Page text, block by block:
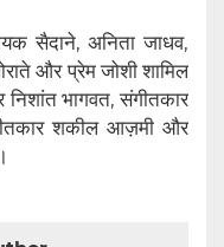
सैदाने, अनिता जाधव,
और प्रेम जोशी शामिल
निशांत भागवत, संगीतकार
शकील आज़मी और